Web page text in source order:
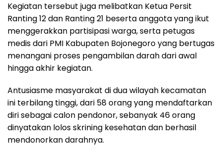
Kegiatan tersebut juga melibatkan Ketua Persit
Ranting 12 dan Ranting 21 beserta anggota yang ikut
menggerakkan partisipasi warga, serta petugas
medis dari PMI Kabupaten Bojonegoro yang bertugas
menangani proses pengambilan darah dari awal
hingga akhir kegiatan.
Antusiasme masyarakat di dua wilayah kecamatan
ini terbilang tinggi, dari 58 orang yang mendaftarkan
diri sebagai calon pendonor, sebanyak 46 orang
dinyatakan lolos skrining kesehatan dan berhasil
mendonorkan darahnya.